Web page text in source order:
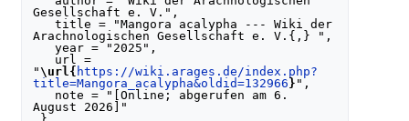
Gesellschaft e. V.",
   title = "Mangora acalypha --- Wiki der
Arachnologischen Gesellschaft e. V.{,} ",
   year = "2025",
"\url{ https://wiki.arages.de/index.php?
title=Mangora_acalypha&oldid=132966 } ",
August 2026]"